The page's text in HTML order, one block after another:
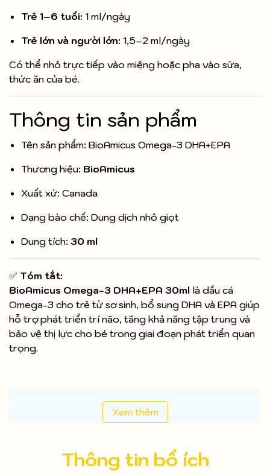
Trẻ 1–6 tuổi: 1 ml/ngày
Trẻ lớn và người lớn: 1,5–2 ml/ngày
Có thể nhỏ trực tiếp vào miệng hoặc pha vào sữa,
thức ăn của bé.
Thông tin sản phẩm
Tên sản phẩm: BioAmicus Omega-3 DHA+EPA
Thương hiệu: BioAmicus
Xuất xứ: Canada
Dạng bào chế: Dung dịch nhỏ giọt
Dung tích: 30 ml
✅ Tóm tắt:
BioAmicus Omega-3 DHA+EPA 30ml là dầu cá
Omega-3 cho trẻ từ sơ sinh, bổ sung DHA và EPA giúp
hỗ trợ phát triển trí não, tăng khả năng tập trung và
bảo vệ thị lực cho bé trong giai đoạn phát triển quan
trọng.
Xem thêm
Thông tin bổ ích